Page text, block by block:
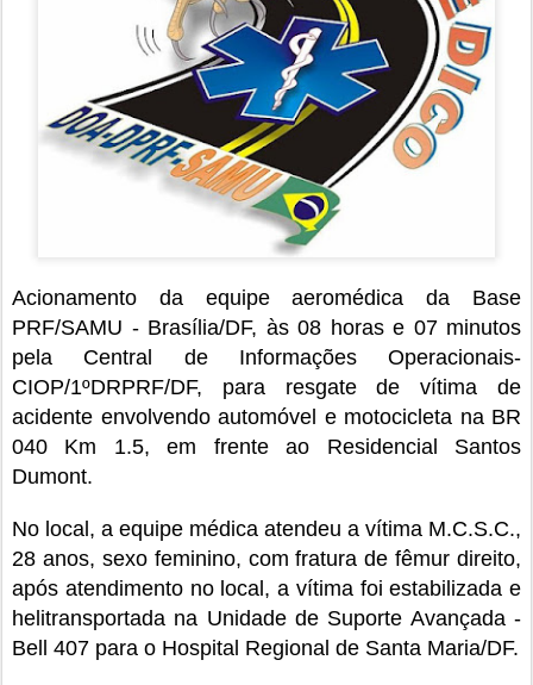
Acionamento da equipe aeromédica da Base
PRF/SAMU - Brasília/DF, às 08 horas e 07 minutos
pela Central de Informações Operacionais-
CIOP/1ºDRPRF/DF, para resgate de vítima de
acidente envolvendo automóvel e motocicleta na BR
040 Km 1.5, em frente ao Residencial Santos
Dumont.
No local, a equipe médica atendeu a vítima M.C.S.C.,
28 anos, sexo feminino, com fratura de fêmur direito,
após atendimento no local, a vítima foi estabilizada e
helitransportada na Unidade de Suporte Avançada -
Bell 407 para o Hospital Regional de Santa Maria/DF.